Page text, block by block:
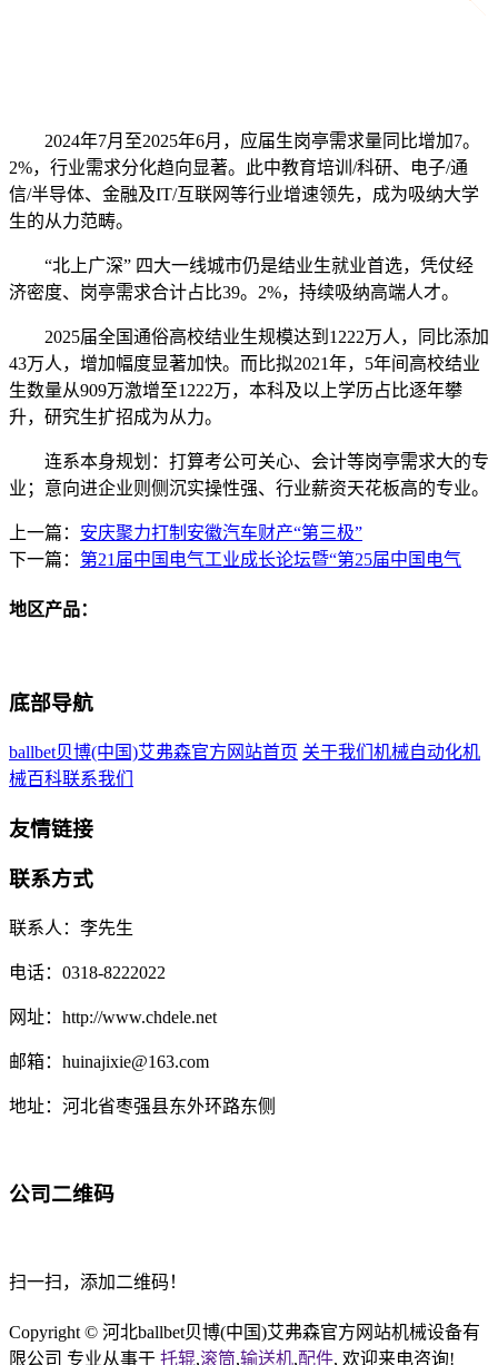
2024年7月至2025年6月，应届生岗亭需求量同比增加7。
2%，行业需求分化趋向显著。此中教育培训/科研、电子/通
信/半导体、金融及IT/互联网等行业增速领先，成为吸纳大学
生的从力范畴。
“北上广深” 四大一线城市仍是结业生就业首选，凭仗经
济密度、岗亭需求合计占比39。2%，持续吸纳高端人才。
2025届全国通俗高校结业生规模达到1222万人，同比添加
43万人，增加幅度显著加快。而比拟2021年，5年间高校结业
生数量从909万激增至1222万，本科及以上学历占比逐年攀
升，研究生扩招成为从力。
连系本身规划：打算考公可关心、会计等岗亭需求大的专
业；意向进企业则侧沉实操性强、行业薪资天花板高的专业。
上一篇： 安庆聚力打制安徽汽车财产“第三极”
下一篇： 第21届中国电气工业成长论坛暨“第25届中国电气
地区产品：
底部导航
ballbet贝博(中国)艾弗森官方网站首页 关于我们 机械自动化机
械百科联系我们
友情链接
联系方式
联系人：李先生
电话：0318-8222022
网址：http://www.chdele.net
邮箱：huinajixie@163.com
地址：河北省枣强县东外环路东侧
公司二维码
扫一扫，添加二维码！
Copyright © 河北ballbet贝博(中国)艾弗森官方网站机械设备有
限公司 专业从事于 托辊,滚筒,输送机,配件, 欢迎来电咨询!